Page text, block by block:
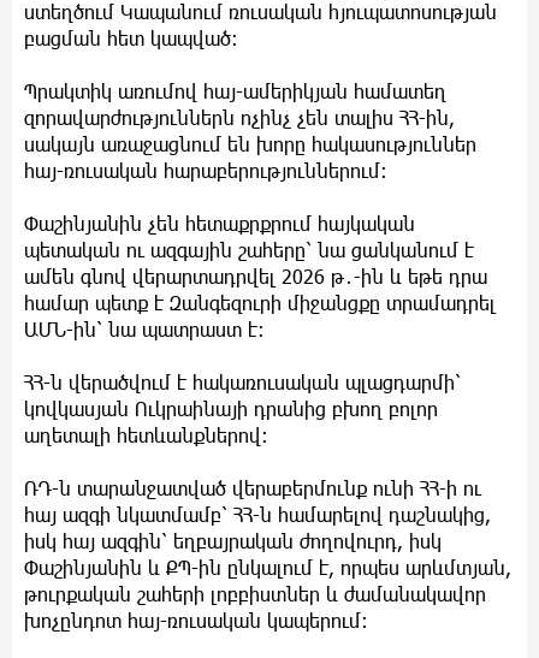
ստեղծում Կապանում ռուսական հյուպատոսության
բացման հետ կապված։
Պրակտիկ առումով հայ-ամերիկյան համատեղ
զորավարժություններն ոչինչ չեն տալիս ՀՀ-ին,
սակայն առաջացնում են խորը հակասություններ
հայ-ռուսական հարաբերություններում։
Փաշինյանին չեն հետաքրքրում հայկական
պետական ու ազգային շահերը՝ նա ցանկանում է
ամեն գնով վերարտադրվել 2026 թ․-ին և եթե դրա
համար պետք է Զանգեզուրի միջանցքը տրամադրել
ԱՄՆ-ին՝ նա պատրաստ է։
ՀՀ-ն վերածվում է հակառուսական պլացդարմի՝
կովկասյան Ուկրաինայի դրանից բխող բոլոր
աղետալի հետևանքներով։
ՌԴ-ն տարանջատված վերաբերմունք ունի ՀՀ-ի ու
հայ ազգի նկատմամբ՝ ՀՀ-ն համարելով դաշնակից,
իսկ հայ ազգին՝ եղբայրական ժողովուրդ, իսկ
Փաշինյանին և ՔՊ-ին ընկալում է, որպես արևմտյան,
թուրքական շահերի լոբբիստներ և ժամանակավոր
խոչընդոտ հայ-ռուսական կապերում։